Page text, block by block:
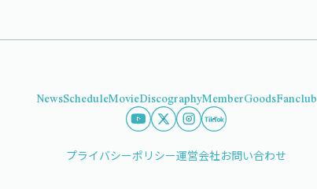
NewsScheduleMovieDiscographyMemberGoodsFanclub
プライバシーポリシー運営会社お問い合わせ